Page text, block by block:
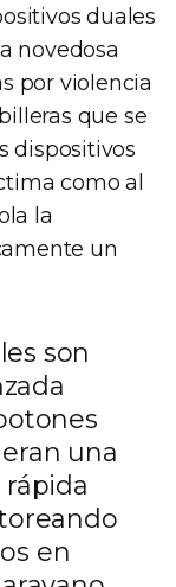
duales
novedosa
por violencia
que se
dispositivos
como al
la
un
son
una
en